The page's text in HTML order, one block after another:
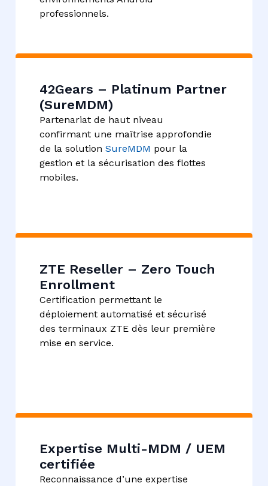
professionnels.
42Gears – Platinum Partner
(SureMDM)​
Partenariat de haut niveau
confirmant une maîtrise approfondie
de la solution SureMDM pour la
gestion et la sécurisation des flottes
mobiles.
ZTE Reseller – Zero Touch
Enrollment​
Certification permettant le
déploiement automatisé et sécurisé
des terminaux ZTE dès leur première
mise en service.
Expertise Multi-MDM / UEM
certifiée​
Reconnaissance d’une expertise